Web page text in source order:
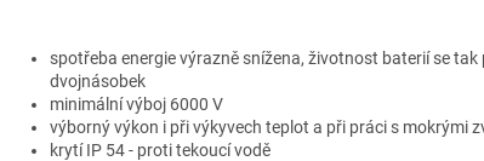
spotřeba energie výrazně snížena, životnost baterií se tak
dvojnásobek
minimální výboj 6000 V
výborný výkon i při výkyvech teplot a při práci s mokrými
krytí IP 54 - proti tekoucí vodě